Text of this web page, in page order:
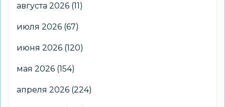
августа 2026 (11)
июля 2026 (67)
июня 2026 (120)
мая 2026 (154)
апреля 2026 (224)